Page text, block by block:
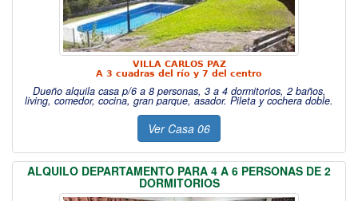
VILLA CARLOS PAZ
A 3 cuadras del río y 7 del centro
Dueño alquila casa p/6 a 8 personas, 3 a 4 dormitorios, 2 baños,
living, comedor, cocina, gran parque, asador. Pileta y cochera doble.
Ver Casa 06
ALQUILO DEPARTAMENTO PARA 4 A 6 PERSONAS DE 2
DORMITORIOS